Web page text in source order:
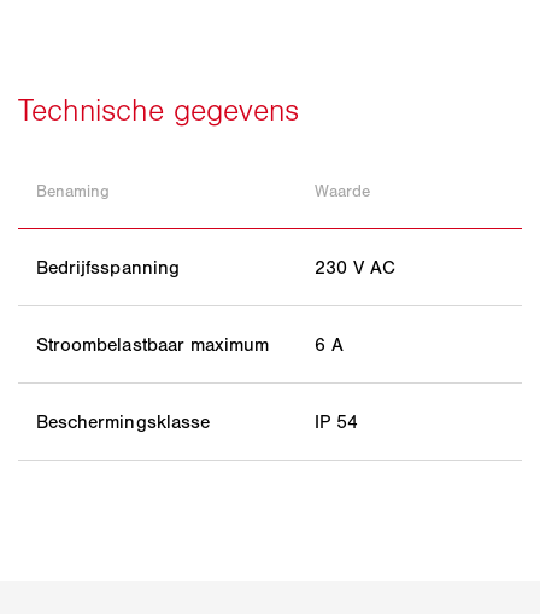
Benaming Waarde
Bedrijfsspanning 230 V AC
Stroombelastbaar maximum 6 A
Beschermingsklasse IP 54